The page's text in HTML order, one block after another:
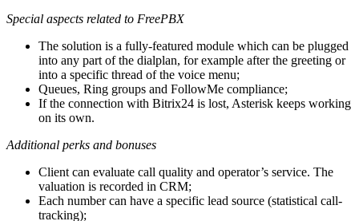
Special aspects related to FreePBX
The solution is a fully-featured module which can be plugged
into any part of the dialplan, for example after the greeting or
into a specific thread of the voice menu;
Queues, Ring groups and FollowMe compliance;
If the connection with Bitrix24 is lost, Asterisk keeps working
on its own.
Additional perks and bonuses
Client can evaluate call quality and operator’s service. The
valuation is recorded in CRM;
Each number can have a specific lead source (statistical call-
tracking);